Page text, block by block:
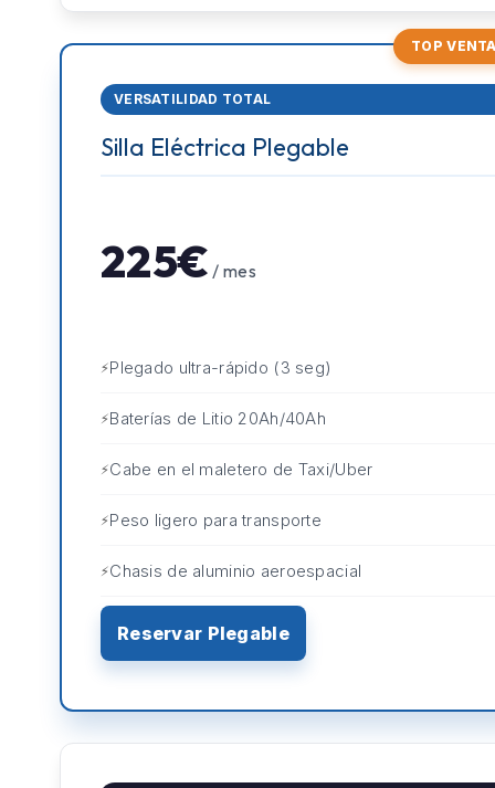
TOP
VERSATILIDAD TOTAL
Silla Eléctrica Plegable
225€ / mes
Plegado ultra-rápido (3 seg)
Baterías de Litio 20Ah/40Ah
Cabe en el maletero de Taxi/Uber
Peso ligero para transporte
Chasis de aluminio aeroespacial
Reservar Plegable